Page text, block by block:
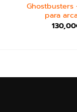
Ghostbusters
para
130,00